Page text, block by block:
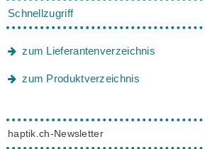
Schnellzugriff
zum Lieferantenverzeichnis
zum Produktverzeichnis
haptik.ch-Newsletter